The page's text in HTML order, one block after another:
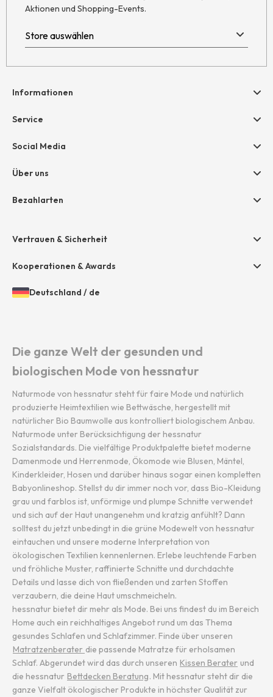
Aktionen und Shopping-Events.
Informationen
Hilfe & Kontakt
Retoure
AGB
Grounding Page
Service
Geschenkgutscheine
Größentabelle
Social Media
Über uns
Unternehmen
Bezahlarten
Amazon Pay
VISA
Vertrauen & Sicherheit
Kooperationen & Awards
Öffnen
Sprachauswahl
Gewähltes
Deutschland / de
Die ganze Welt der gesunden und
biologischen Mode von hessnatur
Naturmode von hessnatur steht für faire Mode und natürlich
produzierte Heimtextilien wie Bettwäsche, hergestellt mit
natürlicher Bio Baumwolle aus kontrolliert biologischem Anbau.
Naturmode unter Berücksichtigung der hessnatur
Sozialstandards. Die vielfältige Produktpalette bietet moderne
Damenmode und Herrenmode, Ökomode wie Blusen, Mäntel,
Kinderkleider, Hosen und darüber hinaus sogar einen kompletten
Babyonlineshop. Stellst du dir immer noch vor, dass Bio-Kleidung
grau und farblos ist, unförmige und plumpe Schnitte verwendet
und sich auf der Haut unangenehm und kratzig anfühlt? Dann
solltest du jetzt unbedingt in die grüne Modewelt von hessnatur
eintauchen und unsere moderne Interpretation von
ökologischen Textilien kennenlernen. Erlebe leuchtende Farben
und fröhliche Muster, raffinierte Schnitte und durchdachte
Details und lasse dich von fließenden und zarten Stoffen
verzaubern, die deine Haut umschmeicheln.
hessnatur bietet dir mehr als Mode. Bei uns findest du im Bereich
Home auch ein reichhaltiges Angebot rund um das Thema
gesundes Schlafen und Schlafzimmer. Finde über unseren
Matratzenberater die passende Matratze für erholsamen
Schlaf. Abgerundet wird das durch unseren Kissen Berater und
die hessnatur Bettdecken Beratung. Mit hessnatur steht dir die
ganze Vielfalt ökologischer Produkte in höchster Qualität zur